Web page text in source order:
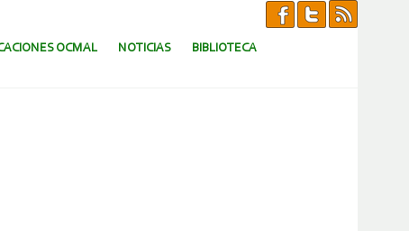
OCMAL NOTICIAS BIBLIOTECA